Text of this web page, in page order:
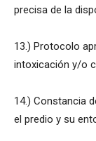
precisa de la
13.) Protocolo
intoxicación y/o
14.) Constancia
el predio y su